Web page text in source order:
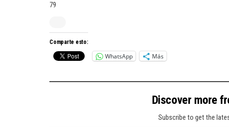
79
Comparte esto:
WhatsApp Más
Discover more
Subscribe to get the